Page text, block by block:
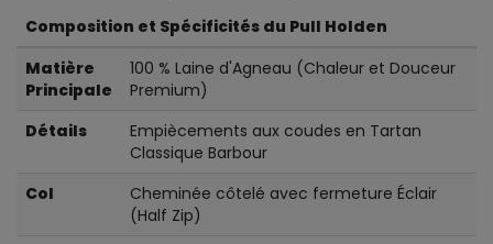
Composition et Spécificités du Pull Holden
Matière
Principale
100 % Laine d'Agneau (Chaleur et Douceur
Premium)
Détails
Empiècements aux coudes en Tartan
Classique Barbour
Col
Cheminée côtelé avec fermeture Éclair
(Half Zip)